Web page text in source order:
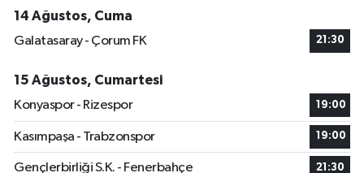
14 Ağustos, Cuma
Galatasaray - Çorum FK
21:30
15 Ağustos, Cumartesi
Konyaspor - Rizespor
19:00
Kasımpaşa - Trabzonspor 19:00
Gençlerbirliği S.K. - Fenerbahçe 21:30